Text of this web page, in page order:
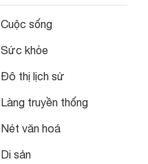
Cuộc sống
Sức khỏe
Đô thị lịch sử
Làng truyền thống
Nét văn hoá
Di sản